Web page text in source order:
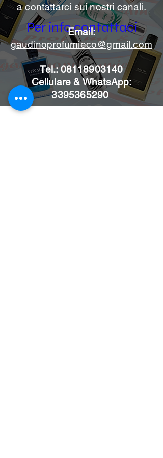
Per info contattaci
a contattarci sui nostri canali.
Email:
gaudinoprofumieco@gmail.com
Tel.: 08118903140
Cellulare & WhatsApp:
3395365290